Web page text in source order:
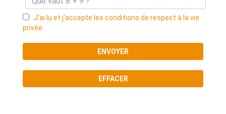
J'ai lu et j'accepte les conditions de respect à la vie
privée.
ENVOYER
EFFACER